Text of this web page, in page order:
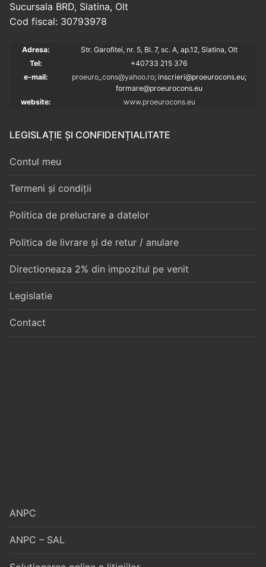
Sucursala BRD, Slatina, Olt
Cod fiscal: 30793978
Adresa:
Str. Garofitei, nr. 5, Bl. 7, sc. A, ap.12, Slatina, Olt
Tel:
+40733 215 376
e-mail:
proeuro_cons@yahoo.ro; inscrieri@proeurocons.eu;
formare@proeurocons.eu
website:
www.proeurocons.eu
LEGISLAȚIE ȘI CONFIDENȚIALITATE
Contul meu
Termeni și condiții
Politica de prelucrare a datelor
Politica de livrare și de retur / anulare
Directioneaza 2% din impozitul pe venit
Legislatie
Contact
ANPC
ANPC – SAL